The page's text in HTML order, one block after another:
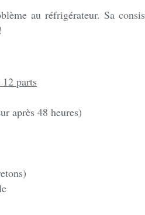
au réfrigérateur. Sa
parts
après 48 heures)